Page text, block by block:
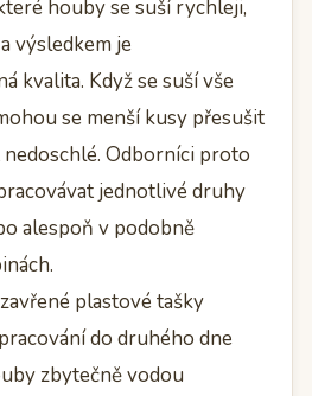
houby se suší rychleji,
výsledkem je
kvalita. Když se suší vše
se menší kusy přesušit
nedoschlé. Odborníci proto
jednotlivé druhy
alespoň v podobně
plastové tašky
do druhého dne
zbytečně vodou